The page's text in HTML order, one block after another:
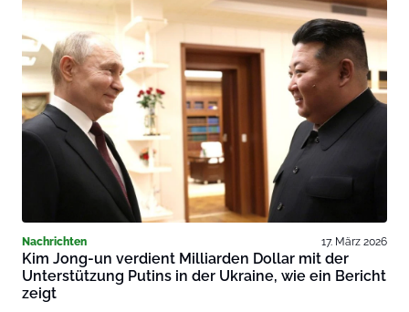
Nachrichten 17. März 2026
Kim Jong-un verdient Milliarden Dollar mit der
Unterstützung Putins in der Ukraine, wie ein Bericht
zeigt